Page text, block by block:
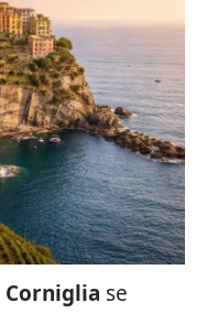
Corniglia se